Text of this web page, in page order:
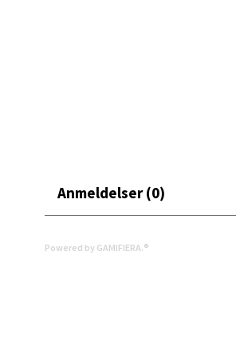
Anmeldelser (0)
Powered by GAMIFIERA.®